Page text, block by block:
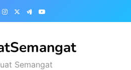
Semangat